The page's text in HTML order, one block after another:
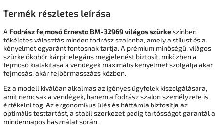
Termék részletes leírása
A Fodrász fejmosó Ernesto BM-32969 világos szürkeszínben
tökéletes választás minden fodrász szalonba, amely a stílust és a
kényelmet egyaránt fontosnak tartja. A prémium minőségű, világos
szürke ökobőr kárpit elegáns megjelenést biztosít, miközben a
fejmosó kialakítása a vendégek maximális kényelmét szolgálja akár
fejmosás, akár fejbőrmasszázs közben.
Ez a modell kiválóan alkalmas az igényes ügyfelek kiszolgálására,
amit nemcsak a vendégek, hanem a fodrász szalon személyzete is
értékelni fog. Az ergonomikus ülés és háttámla biztosítja az
optimális testtartást, a stabil szerkezet pedig tartósságot garantál a
mindennapos használat során.